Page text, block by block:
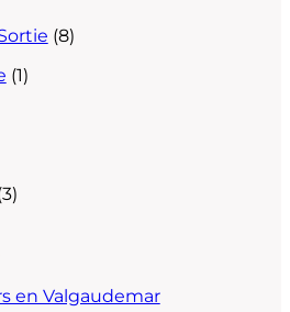
(8)
(1)
en Valgaudemar